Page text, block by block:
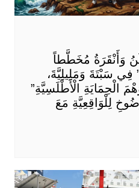
وَأَنْقَرَةُ مُخَطَّطاً
فِي سَبْتَةَ وَمَلِيلِيَّةَ،
الْحِمَايَةِ الْأَطْلَسِيَّةِ”
لِلْوَاقِعِيَّةِ مَعَ